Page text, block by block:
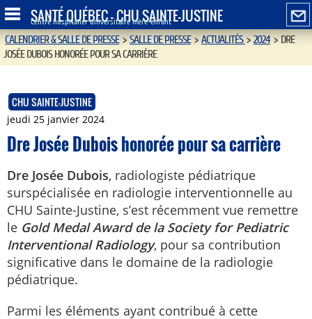
SANTÉ QUÉBEC - CHU SAINTE-JUSTINE
Centre hospitalier universitaire mère-enfant
CALENDRIER & SALLE DE PRESSE>SALLE DE PRESSE>ACTUALITÉS>2024>DRE
JOSÉE DUBOIS HONORÉE POUR SA CARRIÈRE
CHU SAINTE-JUSTINE
jeudi 25 janvier 2024
Dre Josée Dubois honorée pour sa carrière
Dre Josée Dubois, radiologiste pédiatrique
surspécialisée en radiologie interventionnelle au
CHU Sainte-Justine, s’est récemment vue remettre
le Gold Medal Award de la Society for Pediatric
Interventional Radiology, pour sa contribution
significative dans le domaine de la radiologie
pédiatrique.
Parmi les éléments ayant contribué à cette